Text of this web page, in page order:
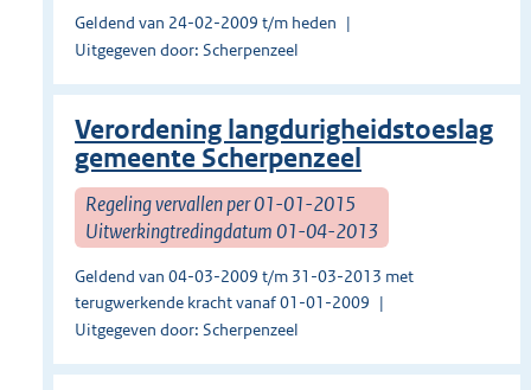
Geldend van 24-02-2009 t/m heden
Uitgegeven door: Scherpenzeel
Verordening langdurigheidstoeslag
gemeente Scherpenzeel
Regeling vervallen per 01-01-2015
Uitwerkingtredingdatum 01-04-2013
Geldend van 04-03-2009 t/m 31-03-2013 met
terugwerkende kracht vanaf 01-01-2009
Uitgegeven door: Scherpenzeel